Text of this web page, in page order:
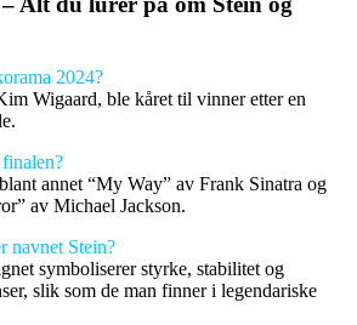
2024?
Wigaard, ble kåret til vinner etter en
annet “My Way” av Frank Sinatra og
av Michael Jackson.
navnet Stein?
symboliserer styrke, stabilitet og
slik som de man finner i legendariske